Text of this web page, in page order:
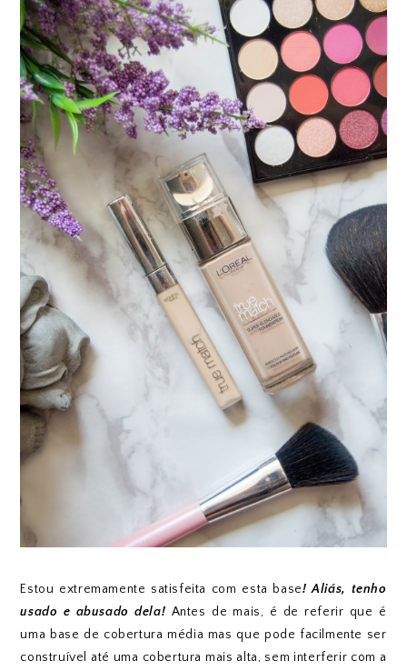
Estou extremamente satisfeita com esta base! Aliás, tenho
usado e abusado dela! Antes de mais, é de referir que é
uma base de cobertura média mas que pode facilmente ser
construível até uma cobertura mais alta, sem interferir com a